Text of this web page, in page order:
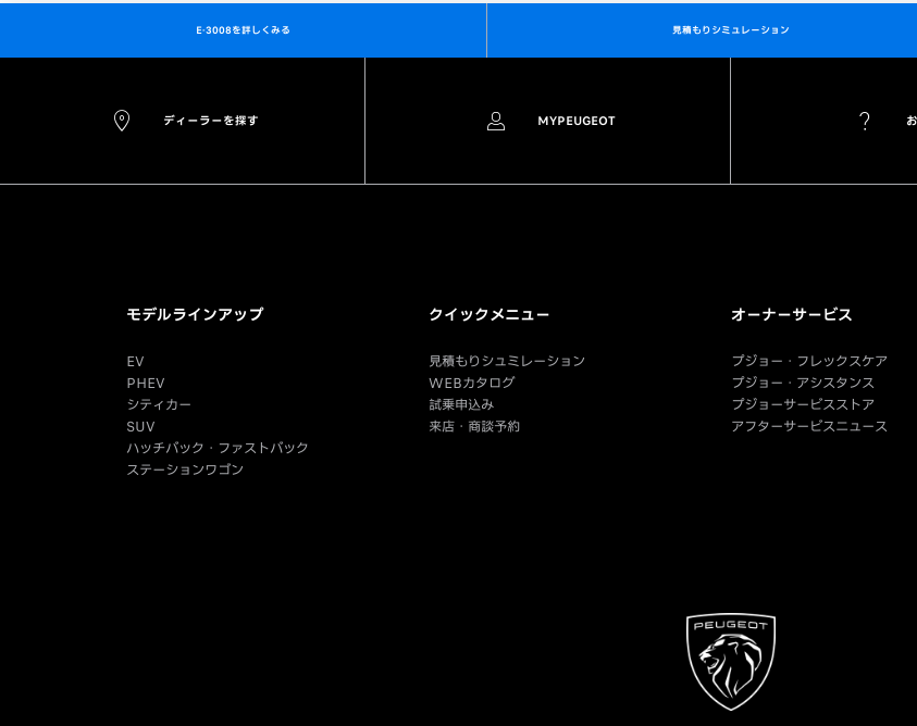
E-3008を詳しくみる 見積もりシミュレーション
ディーラーを探す MYPEUGEOT
モデルラインアップ
EV
PHEV
シティカー
SUV
ハッチバック・ファストバック
ステーションワゴン
クイックメニュー
見積もりシュミレーション
WEBカタログ
試乗申込み
来店・商談予約
オーナーサービス
プジョー・フレックスケア
プジョー・アシスタンス
プジョーサービスストア
アフターサービスニュース